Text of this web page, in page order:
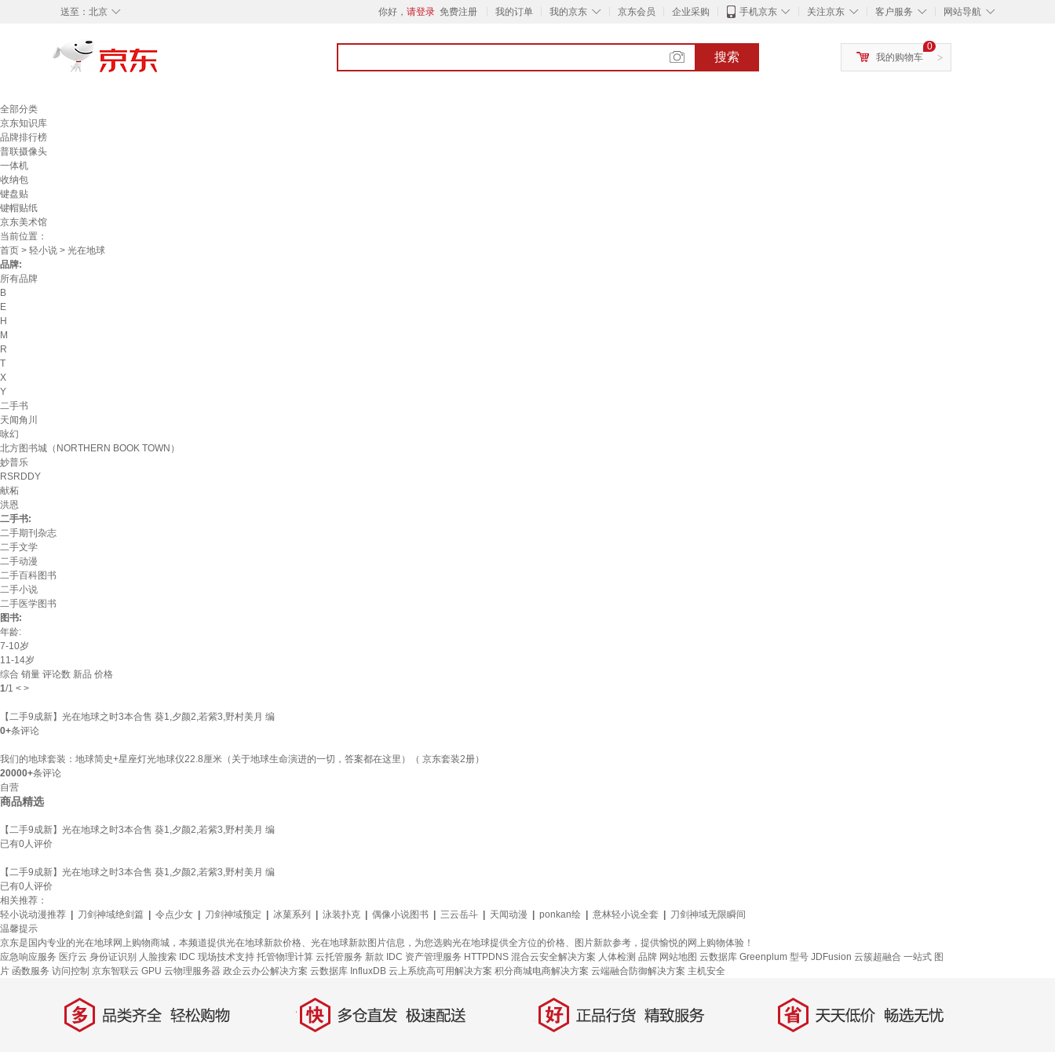
◇
送至： 北京 你好， 请登录 免费注册 我的订单 ◇
我的京东 京东会员 企业采购 ◇
手机京东 ◇
关注京东 ◇
客户服务 ◇
网站导航
搜索 >
0
我的购物车
全部分类
京东知识库
品牌排行榜
普联摄像头
一体机
收纳包
键盘贴
键帽贴纸
京东美术馆
当前位置：
首页 > 轻小说 > 光在地球
品牌:
所有品牌
B
E
H
M
R
T
X
Y
二手书
天闻角川
咏幻
北方图书城（NORTHERN BOOK TOWN）
妙普乐
RSRDDY
献柘
洪恩
二手书:
二手期刊杂志
二手文学
二手动漫
二手百科图书
二手小说
二手医学图书
图书:
年龄:
7-10岁
11-14岁
综合 销量 评论数 新品 价格
1/1 < >
【二手9成新】光在地球之时3本合售 葵1,夕颜2,若紫3,野村美月 编
0+条评论
我们的地球套装：地球简史+星座灯光地球仪22.8厘米（关于地球生命演进的一切，答案都在这里）（ 京东套装2册）
20000+条评论
自营
商品精选
【二手9成新】光在地球之时3本合售 葵1,夕颜2,若紫3,野村美月 编
已有0人评价
【二手9成新】光在地球之时3本合售 葵1,夕颜2,若紫3,野村美月 编
已有0人评价
相关推荐：
轻小说动漫推荐
刀剑神域绝剑篇 令点少女 刀剑神域预定 冰菓系列 泳装扑克 偶像小说图书 三云岳斗 天闻动漫 ponkan绘 意林轻小说全套
刀剑神域无限瞬间
温馨提示
京东是国内专业的光在地球网上购物商城，本频道提供光在地球新款价格、光在地球新款图片信息，为您选购光在地球提供全方位的价格、图片新款参考，提供愉悦的网上购物体验！
应急响应服务 医疗云 身份证识别 人脸搜索 IDC 现场技术支持 托管物理计算 云托管服务 新款 IDC 资产管理服务 HTTPDNS 混合云安全解决方案 人体检测 品牌 网站地图 云数据库 Greenplum 型号 JDFusion 云簇超融合 一站式 图
片 函数服务 访问控制 京东智联云 GPU 云物理服务器 政企云办公解决方案 云数据库 InfluxDB 云上系统高可用解决方案 积分商城电商解决方案 云端融合防御解决方案 主机安全
多 品类齐全，轻松购物 快 多仓直发，极速配送 好 正品行货，精致服务 省 天天低价，畅选无忧